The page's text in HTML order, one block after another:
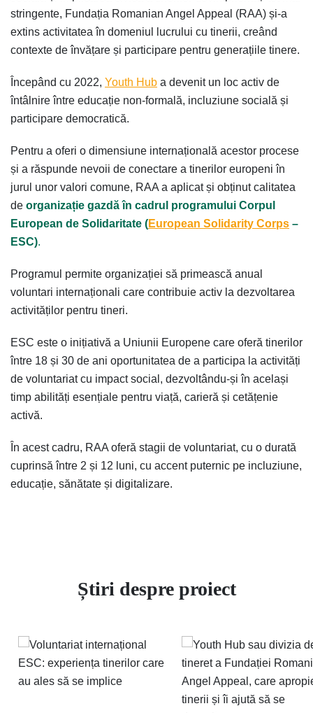
stringente, Fundația Romanian Angel Appeal (RAA) și-a
extins activitatea în domeniul lucrului cu tinerii, creând
contexte de învățare și participare pentru generațiile tinere.
Începând cu 2022, Youth Hub a devenit un loc activ de
întâlnire între educație non-formală, incluziune socială și
participare democratică.
Pentru a oferi o dimensiune internațională acestor procese
și a răspunde nevoii de conectare a tinerilor europeni în
jurul unor valori comune, RAA a aplicat și obținut calitatea
de organizație gazdă în cadrul programului Corpul
European de Solidaritate (European Solidarity Corps –
ESC).
Programul permite organizației să primească anual
voluntari internaționali care contribuie activ la dezvoltarea
activităților pentru tineri.
ESC este o inițiativă a Uniunii Europene care oferă tinerilor
între 18 și 30 de ani oportunitatea de a participa la activități
de voluntariat cu impact social, dezvoltându-și în același
timp abilități esențiale pentru viață, carieră și cetățenie
activă.
În acest cadru, RAA oferă stagii de voluntariat, cu o durată
cuprinsă între 2 și 12 luni, cu accent puternic pe incluziune,
educație, sănătate și digitalizare.
Știri despre proiect